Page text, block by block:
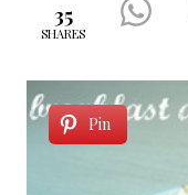
35
SHARES
Pin